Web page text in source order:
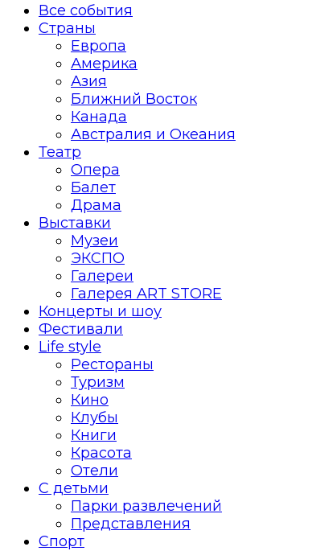
Все события
Страны
Европа
Америка
Азия
Ближний Восток
Канада
Австралия и Океания
Театр
Опера
Балет
Драма
Выставки
Музеи
ЭКСПО
Галереи
Галерея ART STORE
Концерты и шоу
Фестивали
Life style
Рестораны
Туризм
Кино
Клубы
Книги
Красота
Отели
С детьми
Парки развлечений
Представления
Спорт